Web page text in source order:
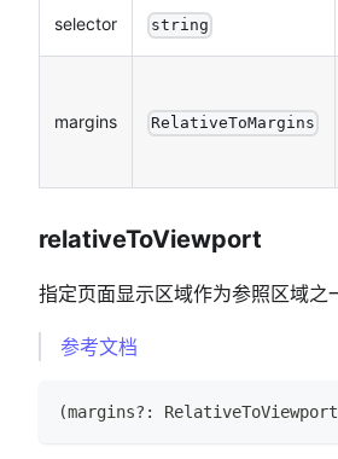
selector string
margins RelativeToMargins
relativeToViewport
指定页面显示区域作为参照区域之
参考文档
(margins? :